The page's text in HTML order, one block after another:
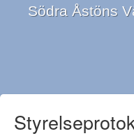
Södra Åstöns
Startsida